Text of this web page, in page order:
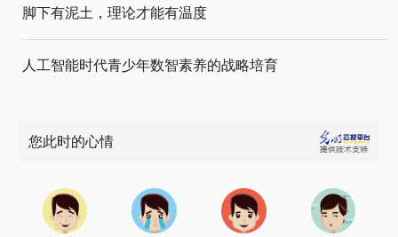
脚下有泥土，理论才能有温度
人工智能时代青少年数智素养的战略培育
您此时的心情